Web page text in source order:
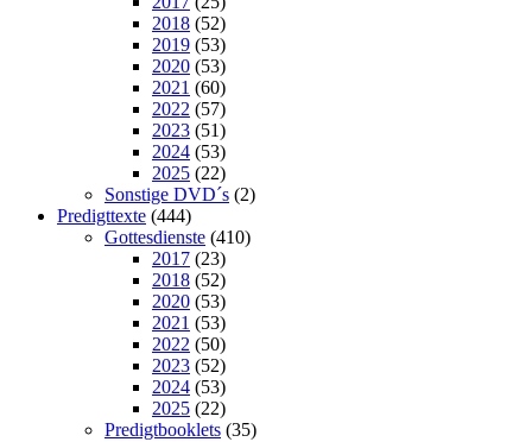
2018 (52)
2019 (53)
2020 (53)
2021 (60)
2022 (57)
2023 (51)
2024 (53)
2025 (22)
Sonstige DVD´s (2)
Predigttexte (444)
Gottesdienste (410)
2017 (23)
2018 (52)
2020 (53)
2021 (53)
2022 (50)
2023 (52)
2024 (53)
2025 (22)
Predigtbooklets (35)